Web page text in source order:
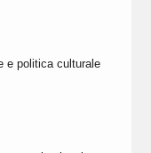
e politica culturale